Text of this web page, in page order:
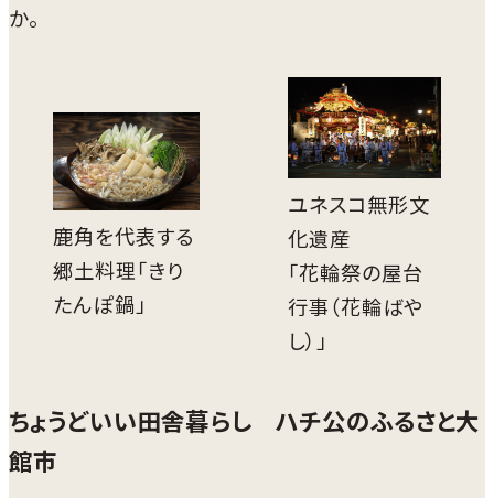
か。
鹿角を代表する
郷土料理「きり
たんぽ鍋」
ユネスコ無形文
化遺産
「花輪祭の屋台
行事（花輪ばや
し）」
ちょうどいい田舎暮らし ハチ公のふるさと大
館市